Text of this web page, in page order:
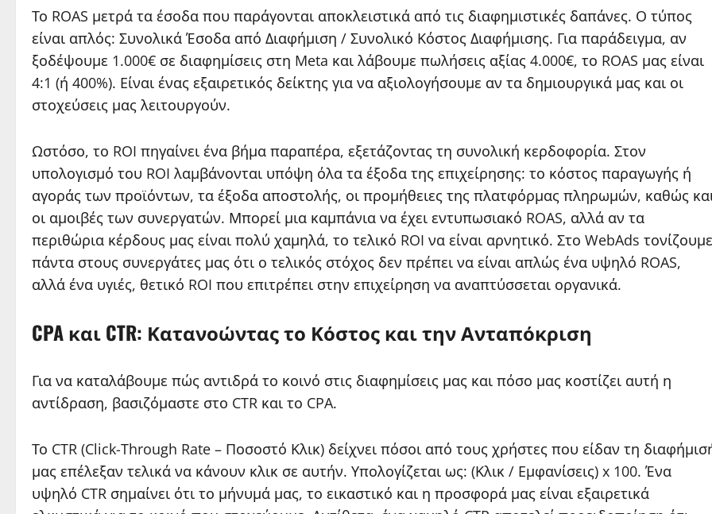
Το ROAS μετρά τα έσοδα που παράγονται αποκλειστικά από τις διαφημιστικές δαπάνες. Ο τύπος
είναι απλός: Συνολικά Έσοδα από Διαφήμιση / Συνολικό Κόστος Διαφήμισης. Για παράδειγμα, αν
ξοδέψουμε 1.000€ σε διαφημίσεις στη Meta και λάβουμε πωλήσεις αξίας 4.000€, το ROAS μας είναι
4:1 (ή 400%). Είναι ένας εξαιρετικός δείκτης για να αξιολογήσουμε αν τα δημιουργικά μας και οι
στοχεύσεις μας λειτουργούν.
Ωστόσο, το ROI πηγαίνει ένα βήμα παραπέρα, εξετάζοντας τη συνολική κερδοφορία. Στον
υπολογισμό του ROI λαμβάνονται υπόψη όλα τα έξοδα της επιχείρησης: το κόστος παραγωγής ή
αγοράς των προϊόντων, τα έξοδα αποστολής, οι προμήθειες της πλατφόρμας πληρωμών, καθώς
οι αμοιβές των συνεργατών. Μπορεί μια καμπάνια να έχει εντυπωσιακό ROAS, αλλά αν τα
περιθώρια κέρδους μας είναι πολύ χαμηλά, το τελικό ROI να είναι αρνητικό. Στο WebAds τονίζουμε
πάντα στους συνεργάτες μας ότι ο τελικός στόχος δεν πρέπει να είναι απλώς ένα υψηλό ROAS,
αλλά ένα υγιές, θετικό ROI που επιτρέπει στην επιχείρηση να αναπτύσσεται οργανικά.
CPA και CTR: Κατανοώντας το Κόστος και την Ανταπόκριση
Για να καταλάβουμε πώς αντιδρά το κοινό στις διαφημίσεις μας και πόσο μας κοστίζει αυτή η
αντίδραση, βασιζόμαστε στο CTR και το CPA.
Το CTR (Click-Through Rate – Ποσοστό Κλικ) δείχνει πόσοι από τους χρήστες που είδαν τη
μας επέλεξαν τελικά να κάνουν κλικ σε αυτήν. Υπολογίζεται ως: (Κλικ / Εμφανίσεις) x 100. Ένα
υψηλό CTR σημαίνει ότι το μήνυμά μας, το εικαστικό και η προσφορά μας είναι εξαιρετικά